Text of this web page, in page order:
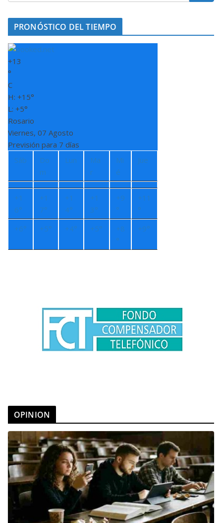
PRONÓSTICO DEL TIEMPO
+13
°
C
H: +15°
L: +5°
Rosario
Viernes, 07 Agosto
Previsión para 7 días
Sáb
Do
m
Lun
Ma
r
Mi
é
Jue
+1
6°
+1
7°
+1
4°
+1
3°
+9
°
+11
°
+6° +5° +4° +5° +8
°
+9°
OPINION